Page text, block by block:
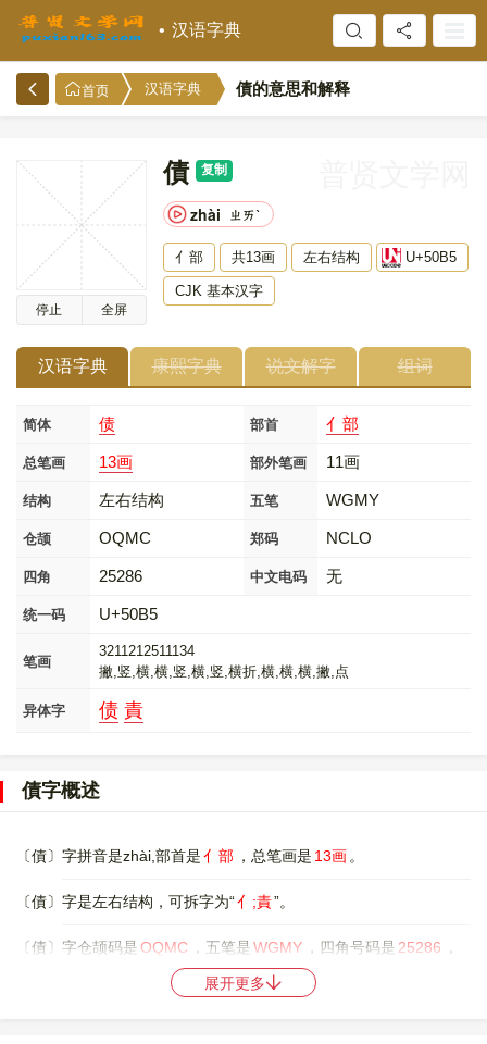
汉语字典
首页 汉语字典 債的意思和解释
停止 全屏
債 复制
zhài ㄓㄞˋ
亻部 共13画 左右结构 U+50B5
CJK 基本汉字
汉语字典 康熙字典 说文解字 组词
简体 债 部首 亻部
总笔画 13画 部外笔画 11画
结构 左右结构 五笔 WGMY
仓颉 OQMC 郑码 NCLO
四角 25286 中文电码 无
统一码 U+50B5
笔画
3211212511134
撇,竖,横,横,竖,横,竖,横折,横,横,横,撇,点
异体字 债 責
債字概述
〔債〕字拼音是zhài,部首是亻部 ，总笔画是 13画 。
〔債〕字是左右结构，可拆字为“亻;責”。
〔債〕字仓颉码是OQMC ，五笔是WGMY ，四角号码是 25286
，
，中文电码是无，。
展开更多